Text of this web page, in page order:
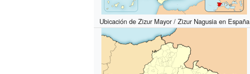
Ubicación de Zizur Mayor / Zizur Nagusia en España